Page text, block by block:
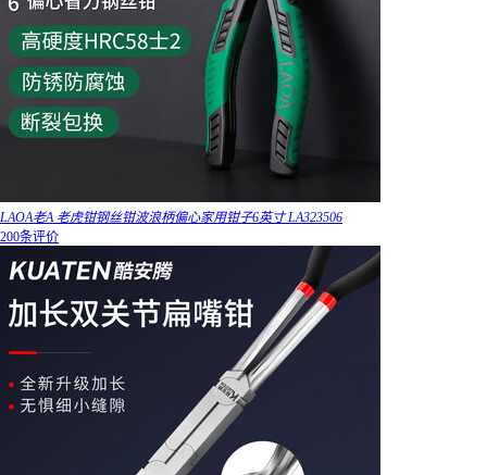
LAOA老A 老虎钳钢丝钳波浪柄偏心家用钳子6英寸 LA323506
200条评价